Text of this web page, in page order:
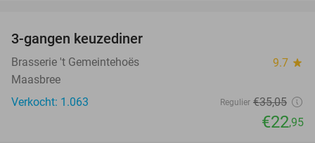
3-gangen keuzediner
Brasserie 't Gemeintehoës 9.7 star
Maasbree
Verkocht: 1.063
Regulier €35,05
€22,95